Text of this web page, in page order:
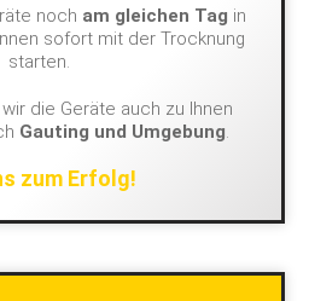
noch am gleichen Tag in
sofort mit der Trocknung
starten.
die Geräte auch zu Ihnen
Gauting und Umgebung.
zum Erfolg!